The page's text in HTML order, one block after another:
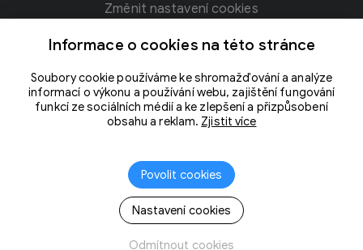
Informace o cookies na této stránce
Soubory cookie používáme ke shromažďování a analýze
informací o výkonu a používání webu, zajištění fungování
funkcí ze sociálních médií a ke zlepšení a přizpůsobení
obsahu a reklam. Zjistit více
Povolit cookies
Nastavení cookies
Odmítnout cookies
Změnit nastavení cookies
Blog
Kontakt
Slovníček pojmů
Vytvořila společnostPS Works s. r. o.